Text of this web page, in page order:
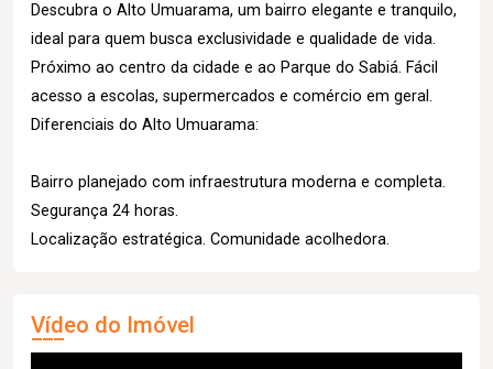
Descubra o Alto Umuarama, um bairro elegante e tranquilo,
ideal para quem busca exclusividade e qualidade de vida.
Próximo ao centro da cidade e ao Parque do Sabiá. Fácil
acesso a escolas, supermercados e comércio em geral.
Diferenciais do Alto Umuarama:
Bairro planejado com infraestrutura moderna e completa.
Segurança 24 horas.
Localização estratégica. Comunidade acolhedora.
Vídeo do Imóvel